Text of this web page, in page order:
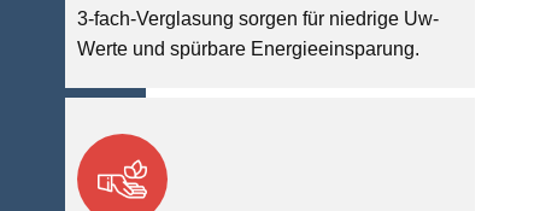
3-fach-Verglasung sorgen für niedrige Uw-
Werte und spürbare Energieeinsparung.